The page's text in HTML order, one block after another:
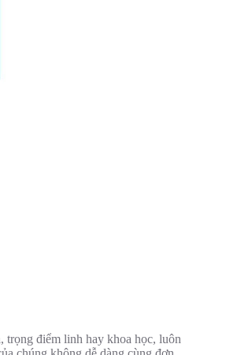
trọng điểm linh hay khoa học, luôn